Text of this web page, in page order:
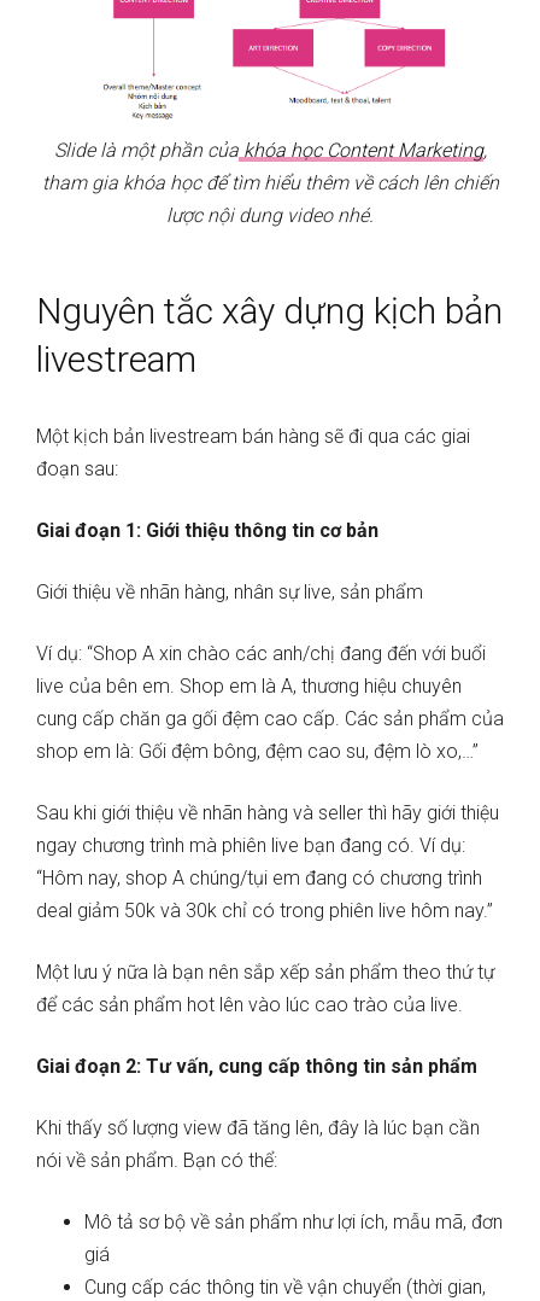
Slide là một phần củakhóa học Content Marketing,
tham gia khóa học để tìm hiểu thêm về cách lên chiến
lược nội dung video nhé.
Nguyên tắc xây dựng kịch bản
livestream
Một kịch bản livestream bán hàng sẽ đi qua các giai
đoạn sau:
Giai đoạn 1: Giới thiệu thông tin cơ bản
Giới thiệu về nhãn hàng, nhân sự live, sản phẩm
Ví dụ: “Shop A xin chào các anh/chị đang đến với buổi
live của bên em. Shop em là A, thương hiệu chuyên
cung cấp chăn ga gối đệm cao cấp. Các sản phẩm của
shop em là: Gối đệm bông, đệm cao su, đệm lò xo,…”
Sau khi giới thiệu về nhãn hàng và seller thì hãy giới thiệu
ngay chương trình mà phiên live bạn đang có. Ví dụ:
“Hôm nay, shop A chúng/tụi em đang có chương trình
deal giảm 50k và 30k chỉ có trong phiên live hôm nay.”
Một lưu ý nữa là bạn nên sắp xếp sản phẩm theo thứ tự
để các sản phẩm hot lên vào lúc cao trào của live.
Giai đoạn 2: Tư vấn, cung cấp thông tin sản phẩm
Khi thấy số lượng view đã tăng lên, đây là lúc bạn cần
nói về sản phẩm. Bạn có thể:
Mô tả sơ bộ về sản phẩm như lợi ích, mẫu mã, đơn
giá
Cung cấp các thông tin về vận chuyển (thời gian,